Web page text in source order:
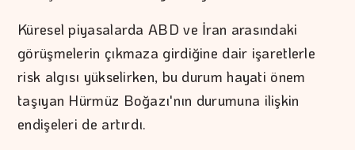
Küresel piyasalarda ABD ve İran arasındaki
görüşmelerin çıkmaza girdiğine dair işaretlerle
risk algısı yükselirken, bu durum hayati önem
taşıyan Hürmüz Boğazı'nın durumuna ilişkin
endişeleri de artırdı.